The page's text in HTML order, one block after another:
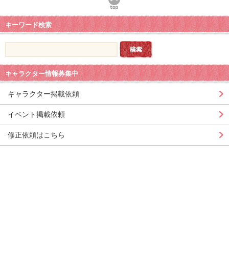
キーワード検索
キャラクター情報募集中
キャラクター掲載依頼
イベント掲載依頼
修正依頼はこちら